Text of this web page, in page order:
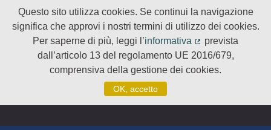
Questo sito utilizza cookies. Se continui la navigazione
significa che approvi i nostri termini di utilizzo dei cookies.
Per saperne di più, leggi l’informativa
(Collegamento
prevista
dall’articolo 13 del regolamento UE 2016/679,
comprensiva della gestione dei cookies.
OK, accetto